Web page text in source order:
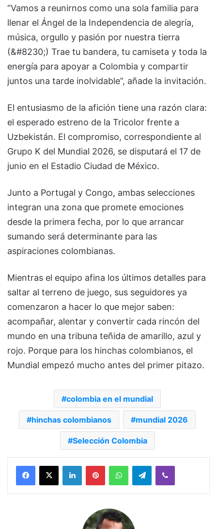
“Vamos a reunirnos como una sola familia para
llenar el Ángel de la Independencia de alegría,
música, orgullo y pasión por nuestra tierra
(&#8230;) Trae tu bandera, tu camiseta y toda la
energía para apoyar a Colombia y compartir
juntos una tarde inolvidable”, añade la invitación.
El entusiasmo de la afición tiene una razón clara:
el esperado estreno de la Tricolor frente a
Uzbekistán. El compromiso, correspondiente al
Grupo K del Mundial 2026, se disputará el 17 de
junio en el Estadio Ciudad de México.
Junto a Portugal y Congo, ambas selecciones
integran una zona que promete emociones
desde la primera fecha, por lo que arrancar
sumando será determinante para las
aspiraciones colombianas.
Mientras el equipo afina los últimos detalles para
saltar al terreno de juego, sus seguidores ya
comenzaron a hacer lo que mejor saben:
acompañar, alentar y convertir cada rincón del
mundo en una tribuna teñida de amarillo, azul y
rojo. Porque para los hinchas colombianos, el
Mundial empezó mucho antes del primer pitazo.
colombia en el mundial
hinchas colombianos mundial 2026
Selección Colombia
Facebook
X LinkedInPinterestWhatsAppTelegramViber